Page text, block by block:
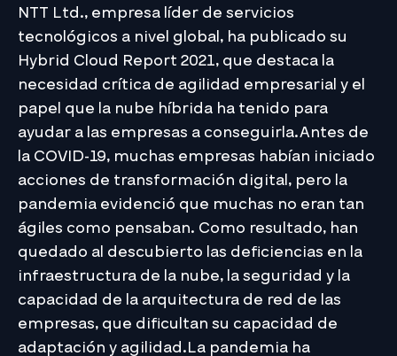
NTT Ltd., empresa líder de servicios
tecnológicos a nivel global, ha publicado su
Hybrid Cloud Report 2021, que destaca la
necesidad crítica de agilidad empresarial y el
papel que la nube híbrida ha tenido para
ayudar a las empresas a conseguirla.Antes de
la COVID-19, muchas empresas habían iniciado
acciones de transformación digital, pero la
pandemia evidenció que muchas no eran tan
ágiles como pensaban. Como resultado, han
quedado al descubierto las deficiencias en la
infraestructura de la nube, la seguridad y la
capacidad de la arquitectura de red de las
empresas, que dificultan su capacidad de
adaptación y agilidad.La pandemia ha